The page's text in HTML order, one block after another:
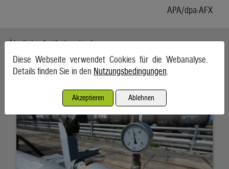
APA/dpa-AFX
Ähnliche Artikel weiterlesen
Energieimporte trieben im Mai die Einfuhren an
Diese Webseite verwendet Cookies für die Webanalyse.
Details finden Sie in den Nutzungsbedingungen.
Akzeptieren Ablehnen